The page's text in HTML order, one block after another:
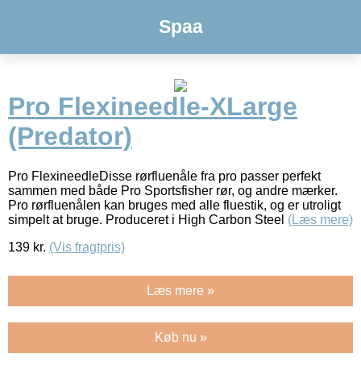
Spaa
Pro Flexineedle-XLarge
(Predator)
Pro FlexineedleDisse rørfluenåle fra pro passer perfekt
sammen med både Pro Sportsfisher rør, og andre mærker.
Pro rørfluenålen kan bruges med alle fluestik, og er utroligt
simpelt at bruge. Produceret i High Carbon Steel (Læs mere)
139 kr. (Vis fragtpris)
Læs mere »
Køb nu »